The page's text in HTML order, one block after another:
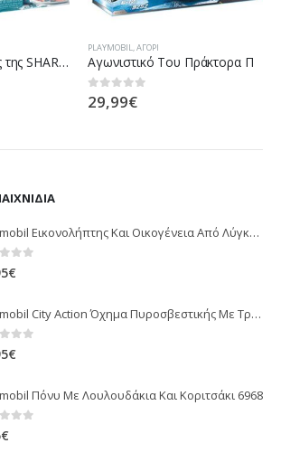
Ταχύπλοο σκάφος της SHARK Team
PLAYMOBIL,ΑΓΌΡΙ
Αγωνιστικό Του Πράκτορα Π
0out of 5
29,99€
Playmobil Εικονολήπτης Και Οικογένεια Από Λύγκες 5561
of 5
€
Playmobil City Action Όχημα Πυροσβεστικής Με Τροχαλία Ρυμούλκησης 9466
of 5
€
Πόνυ Με Λουλουδάκια Και Κοριτσάκι 6968
of 5
€